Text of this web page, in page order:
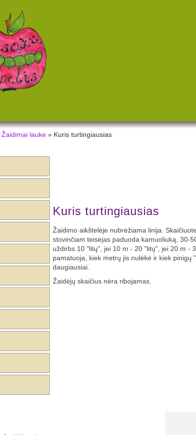
Žaidimai lauke» Kuris turtingiausias
Kuris turtingiausias
Žaidimo aikštelėje nubrėžiama linija.
stovinčiam teisėjas paduoda kamuoliuką, 30-
uždirbs 10 "litų", jei 10 m - 20 "litų", jei 20 m -
pamatuoja, kiek metrų jis nulėkė ir kiek
daugiausiai.
Žaidėjų skaičius nėra ribojamas.